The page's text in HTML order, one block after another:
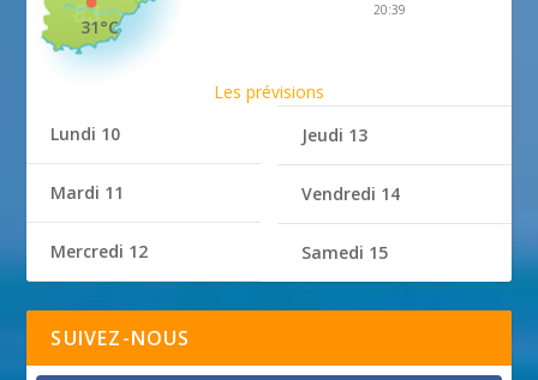
31°C
20:39
Les prévisions
Lundi 10
Mardi 11
Mercredi 12
Jeudi 13
Vendredi 14
Samedi 15
SUIVEZ-NOUS